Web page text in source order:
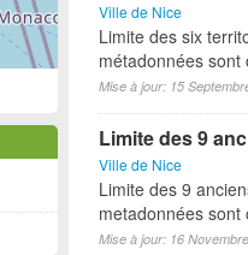
Ville de Nice
Limite des six
métadonnées
Mise à jour: 15
Limite des 9
Ville de Nice
Limite des 9
metadonnées
Mise à jour: 16